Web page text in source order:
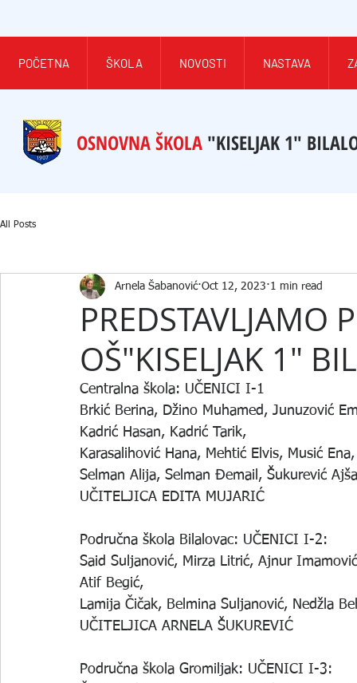
POČETNA ŠKOLA NOVOSTI NASTAVA
OSNOVNA ŠKOLA "KISELJAK 1"
All Posts
PREDSTAVLJAMO
OŠ"KISELJAK 1"
Arnela Šabanović Oct 12, 2023 1 min read
Centralna škola: UČENICI I-1
Brkić Berina, Džino Muhamed, Junuzović
Kadrić Hasan, Kadrić Tarik,
Karasalihović Hana, Mehtić Elvis, Musić
Selman Alija, Selman Đemail, Šukurević
UČITELJICA EDITA MUJARIĆ
Područna škola Bilalovac: UČENICI I-2:
Said Suljanović, Mirza Litrić, Ajnur
Atif Begić,
Lamija Čičak, Belmina Suljanović, Nedžla
UČITELJICA ARNELA ŠUKUREVIĆ
Područna škola Gromiljak: UČENICI I-3: